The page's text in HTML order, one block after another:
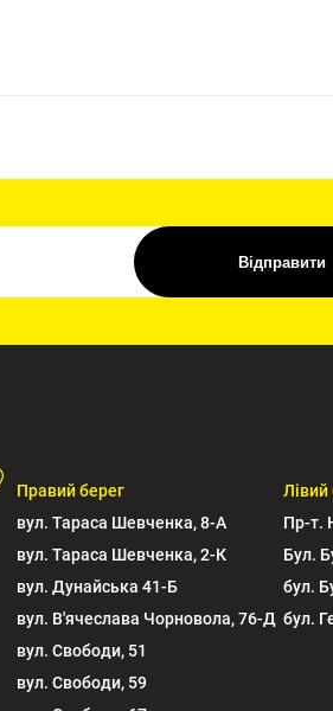
Відправити
Правий берег
вул. Тараса Шевченка, 8-А
вул. Тараса Шевченка, 2-К
вул. Дунайська 41-Б
вул. В'ячеслава Чорновола, 76-Д
вул. Свободи, 51
вул. Свободи, 59
Лівий
Пр-т.
Бул.
бул.
бул.